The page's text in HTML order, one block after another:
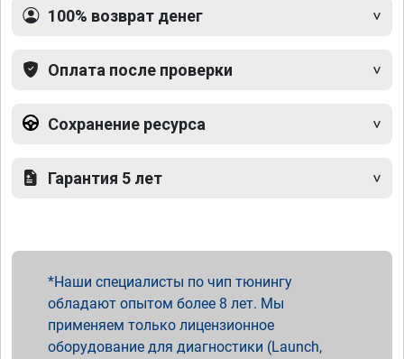
100% возврат денег
Оплата после проверки
Сохранение ресурса
Гарантия 5 лет
Наши специалисты по чип тюнингу
обладают опытом более 8 лет. Мы
применяем только лицензионное
оборудование для диагностики (Launch,